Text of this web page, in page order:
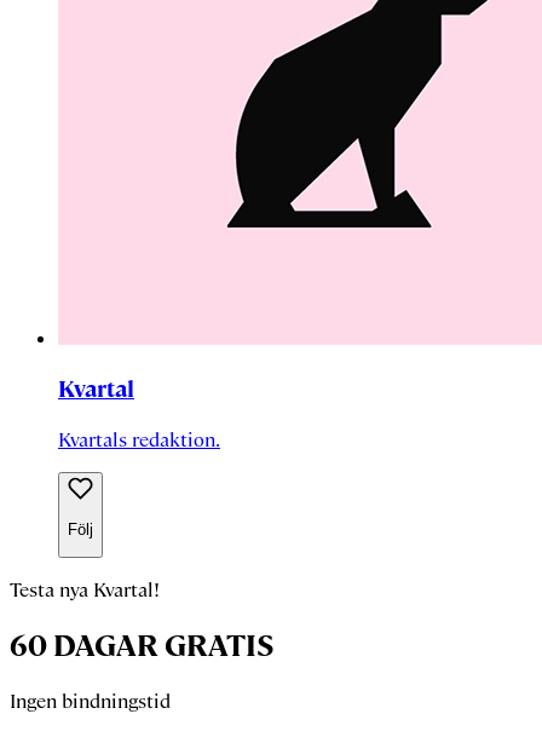
Kvartal
Kvartals redaktion.
Följ
Testa nya Kvartal!
60 DAGAR GRATIS
Ingen bindningstid